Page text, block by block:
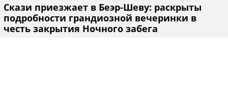
Скази приезжает в Беэр-Шеву: раскрыты
подробности грандиозной вечеринки в
честь закрытия Ночного забега